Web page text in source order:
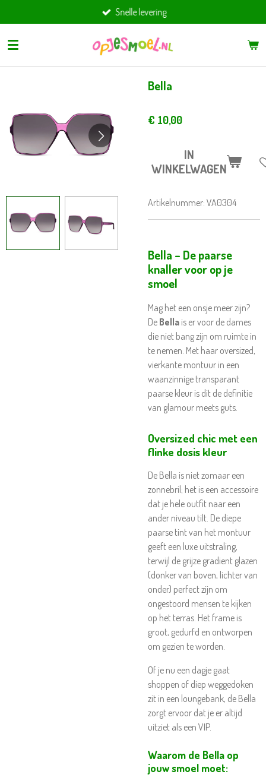
direct
naar
Snelle levering
Bella
€ 10,00
IN
WINKELWAGEN
Artikelnummer: VA0304
Bella – De paarse
knaller voor op je
smoel
Mag het een onsje meer zijn?
De Bella is er voor de dames
die niet bang zijn om ruimte in
te nemen. Met haar oversized,
vierkante montuur in een
waanzinnige transparant
paarse kleur is dit de definitie
van glamour meets guts.
Oversized chic met een
flinke dosis kleur
De Bella is niet zomaar een
zonnebril; het is een accessoire
dat je hele outfit naar een
ander niveau tilt. De diepe
paarse tint van het montuur
geeft een luxe uitstraling,
terwijl de grijze gradient glazen
(donker van boven, lichter van
onder) perfect zijn om
ongestoord mensen te kijken
op het terras. Het frame is
groot, gedurfd en ontworpen
om gezien te worden.
Of je nu een dagje gaat
shoppen of diep weggedoken
zit in een loungebank, de Bella
zorgt ervoor dat je er altijd
uitziet als een VIP.
Waarom de Bella op
jouw smoel moet: